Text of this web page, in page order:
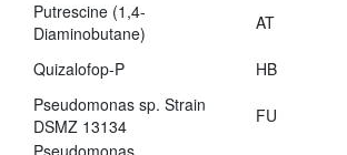
Putrescine (1,4-
Diaminobutane)
AT
Quizalofop-P
HB
Pseudomonas sp. Strain
DSMZ 13134
FU